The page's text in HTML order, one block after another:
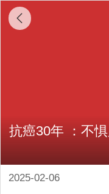
抗癌30年 ：不
2025-02-06